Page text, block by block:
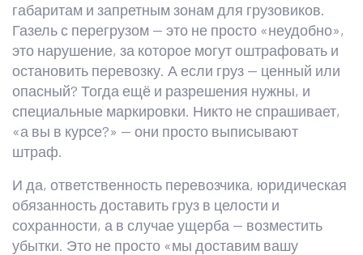
габаритам и запретным зонам для грузовиков.
Газель с перегрузом — это не просто «неудобно»,
это нарушение, за которое могут оштрафовать и
остановить перевозку. А если груз — ценный или
опасный? Тогда ещё и разрешения нужны, и
специальные маркировки. Никто не спрашивает,
«а вы в курсе?» — они просто выписывают
штраф.
И да, ответственность перевозчика, юридическая
обязанность доставить груз в целости и
сохранности, а в случае ущерба — возместить
убытки. Это не просто «мы доставим вашу